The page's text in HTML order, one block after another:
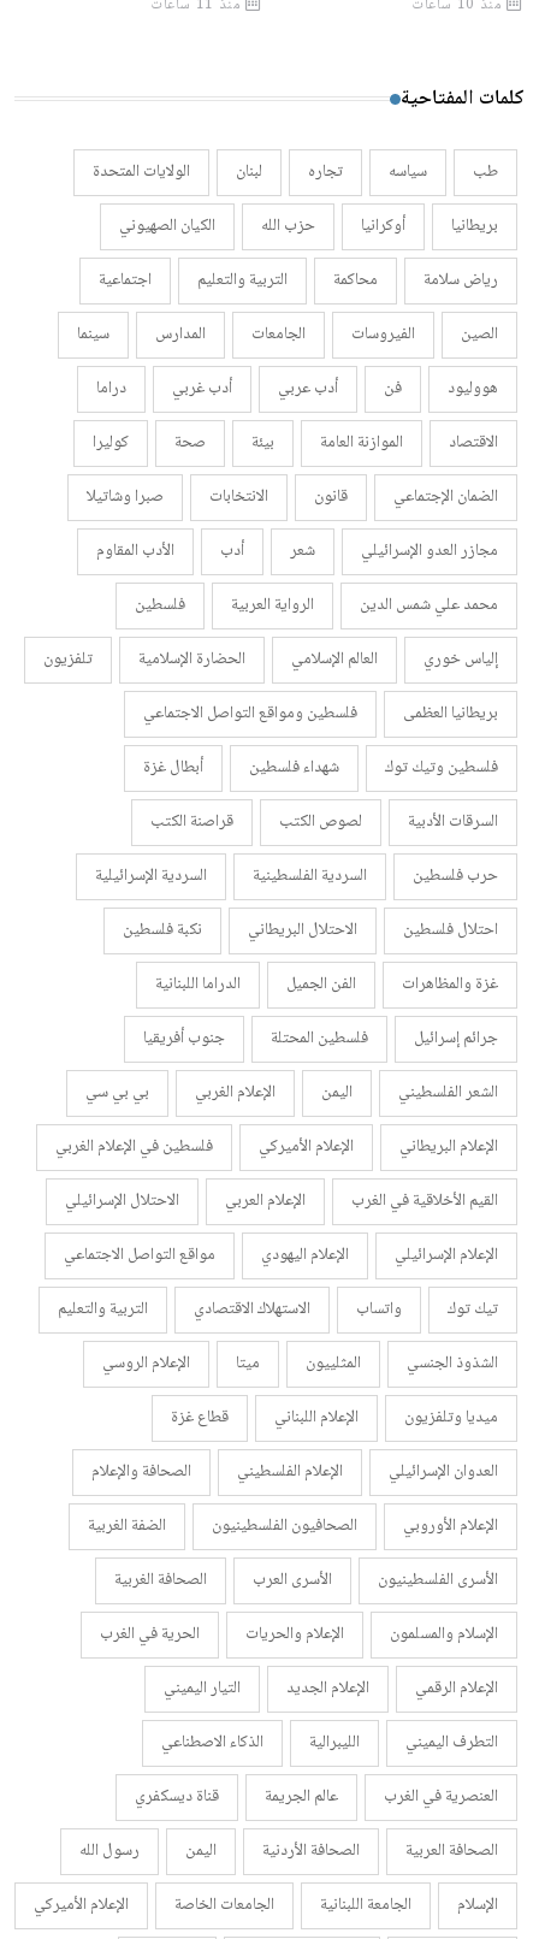
كلمات المفتاحية
طب سياسه تجاره لبنان
الولايات المتحدة
بريطانيا
أوكرانيا حزب الله
الكيان الصهيوني
رياض سلامة
محاكمة التربية والتعليم
اجتماعية
الصين
الفيروسات الجامعات المدارس
سينما
هووليود
فن أدب عربي أدب غربي
دراما
الاقتصاد
الموازنة العامة بيئة صحة
كوليرا
الضمان الإجتماعي
قانون الانتخابات
صبرا وشاتيلا
مجازر العدو الإسرائيلي
شعر أدب
الأدب المقاوم
محمد علي شمس الدين
الرواية العربية
فلسطين
إلياس خوري
العالم الإسلامي الحضارة الإسلامية
تلفزيون
بريطانيا العظمى
فلسطين ومواقع التواصل الاجتماعي
فلسطين وتيك توك
شهداء فلسطين
أبطال غزة
السرقات الأدبية
لصوص الكتب
قراصنة الكتب
حرب فلسطين
السردية الفلسطينية
السردية الإسرائيلية
احتلال فلسطين
الاحتلال البريطاني
نكبة فلسطين
غزة والمظاهرات
الفن الجميل
الدراما اللبنانية
جرائم إسرائيل
فلسطين المحتلة
جنوب أفريقيا
الشعر الفلسطيني
اليمن الإعلام الغربي
بي بي سي
الإعلام البريطاني
الإعلام الأميركي
فلسطين في الإعلام الغربي
القيم الأخلاقية في الغرب
الإعلام العربي
الاحتلال الإسرائيلي
الإعلام الإسرائيلي
الإعلام اليهودي
مواقع التواصل الاجتماعي
تيك توك
واتساب الاستهلاك الاقتصادي
التربية والتعليم
الشذوذ الجنسي
المثلييون ميتا
الإعلام الروسي
ميديا وتلفزيون
الإعلام اللبناني
قطاع غزة
العدوان الإسرائيلي
الإعلام الفلسطيني
الصحافة والإعلام
الإعلام الأوروبي
الصحافيون الفلسطينيون
الضفة الغربية
الأسرى الفلسطينيون
الأسرى العرب
الصحافة الغربية
الإسلام والمسلمون
الإعلام والحريات
الحرية في الغرب
الإعلام الرقمي
الإعلام الجديد
التيار اليميني
التطرف اليميني
الليبرالية
الذكاء الاصطناعي
العنصرية في الغرب
عالم الجريمة
قناة ديسكفري
الصحافة العربية
الصحافة الأردنية اليمن
رسول الله
الإسلام
الجامعة اللبنانية الجامعات الخاصة
الإعلام الأميركي